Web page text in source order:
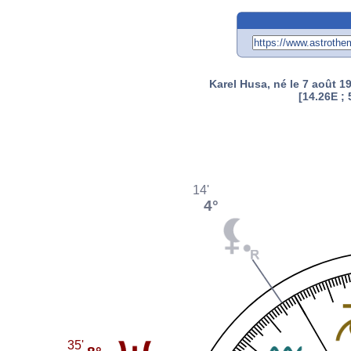
Karel Husa, né le 7 août
[14.26E ;
4°
14'
35'